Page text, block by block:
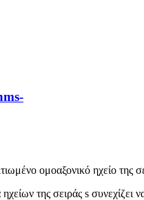
ομοαξονικό ηχείο της
της σειράς s συνεχίζει